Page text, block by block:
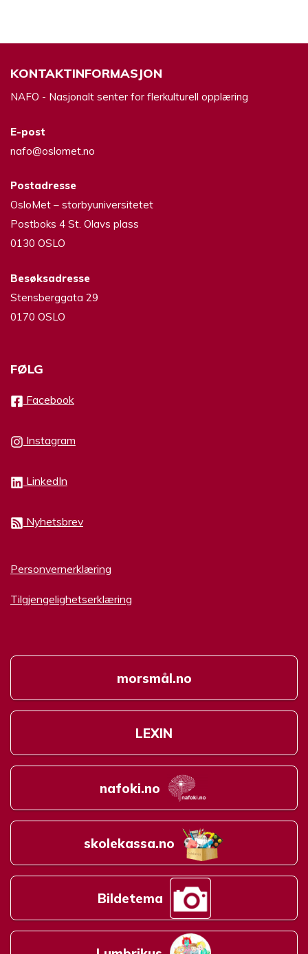
KONTAKTINFORMASJON
NAFO - Nasjonalt senter for flerkulturell opplæring
E-post
nafo@oslomet.no
Postadresse
OsloMet – storbyuniversitetet
Postboks 4 St. Olavs plass
0130 OSLO
Besøksadresse
Stensberggata 29
0170 OSLO
FØLG
Facebook
Instagram
LinkedIn
Nyhetsbrev
Personvernerklæring
Tilgjengelighetserklæring
morsmål.no
LEXIN
nafoki.no
skolekassa.no
Bildetema